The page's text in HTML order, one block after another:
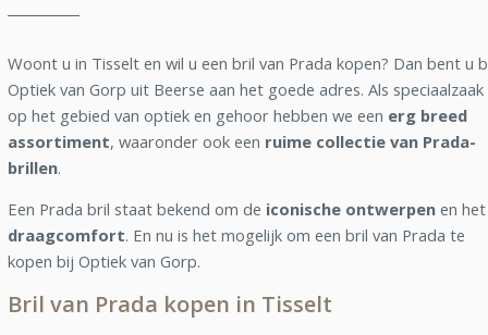
Woont u in Tisselt en wil u een bril van Prada kopen? Dan bent u
Optiek van Gorp uit Beerse aan het goede adres. Als speciaalzaak
op het gebied van optiek en gehoor hebben we een erg breed
assortiment, waaronder ook een ruime collectie van Prada-
brillen.
Een Prada bril staat bekend om de iconische ontwerpen en het
draagcomfort. En nu is het mogelijk om een bril van Prada te
kopen bij Optiek van Gorp.
Bril van Prada kopen in Tisselt